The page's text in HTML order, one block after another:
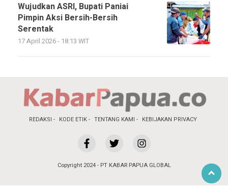
Wujudkan ASRI, Bupati Paniai
Pimpin Aksi Bersih-Bersih
Serentak
17 April 2026 - 18:13 WIT
REDAKSI KODE ETIK TENTANG KAMI KEBIJAKAN PRIVACY
Copyright 2024 - PT KABAR PAPUA GLOBAL